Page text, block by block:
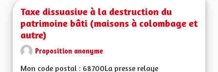
Taxe dissuasive à la destruction du
patrimoine bâti (maisons à colombage et
autre)
Proposition anonyme
Mon code postal : 68700La presse relaye